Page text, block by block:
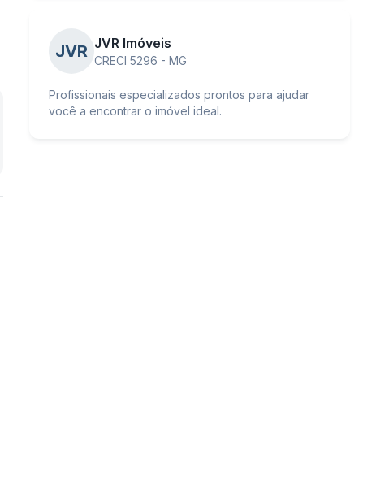
JVR JVR Imóveis
CRECI 5296 - MG
Profissionais especializados prontos para ajudar
você a encontrar o imóvel ideal.